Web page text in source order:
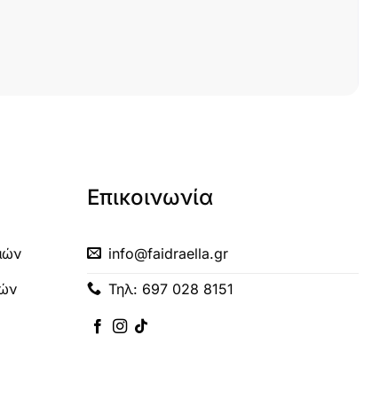
Επικοινωνία
info@faidraella.gr
Τηλ: 697 028 8151